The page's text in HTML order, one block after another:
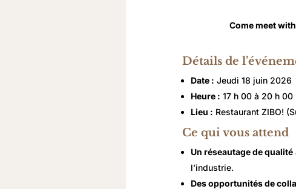
Come meet
Détails de
Date : Jeudi 18 juin 2026
Heure : 17 h 00 à 20 h 00
Lieu : Restaurant ZIBO!
Ce qui vous attend
Un réseautage de qualité
l’industrie.
Des opportunités de